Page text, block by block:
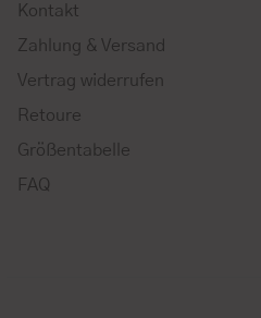
Kontakt
Zahlung & Versand
Vertrag widerrufen
Retoure
Größentabelle
FAQ